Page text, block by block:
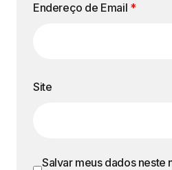
Endereço de Email *
Site
Salvar meus dados neste